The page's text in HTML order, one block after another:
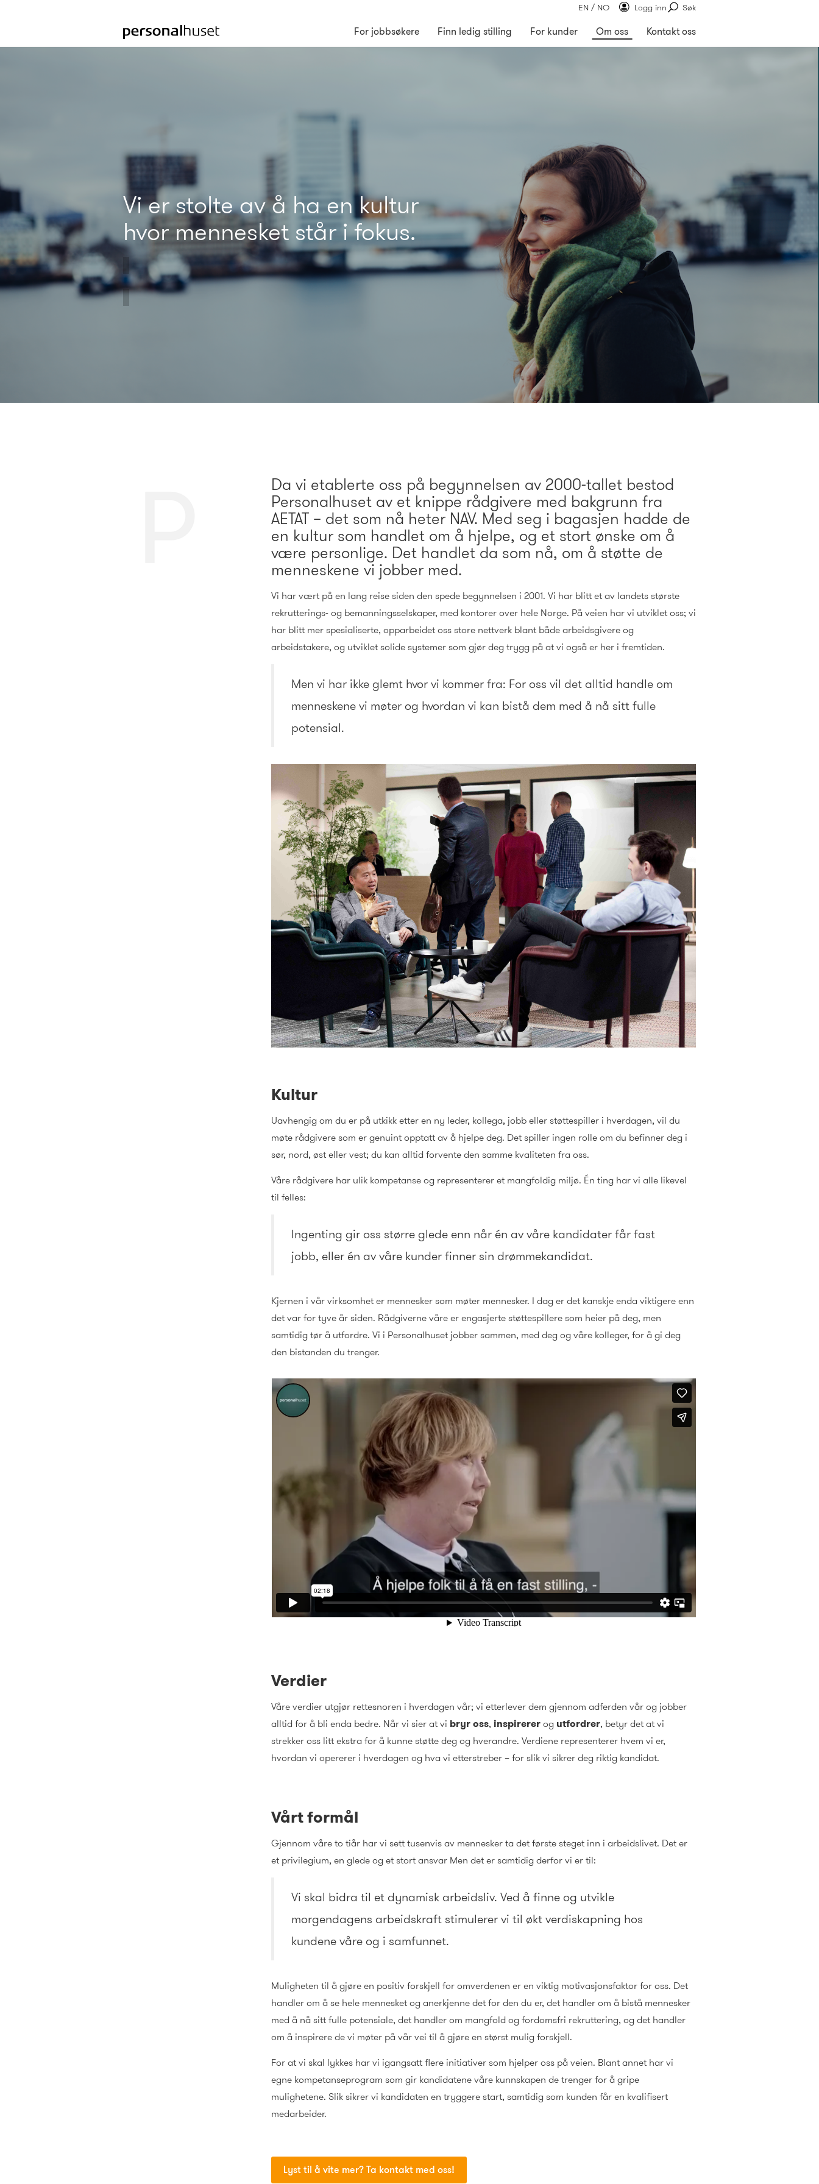
til
Søk
EN / NO Logg inn
For jobbsøkere Finn ledig stilling For kunder Om oss Kontakt oss
Vi er stolte av å ha en kultur
hvor mennesket står i fokus.
Da vi etablerte oss på begynnelsen av 2000-tallet bestod
Personalhuset av et knippe rådgivere med bakgrunn fra
AETAT – det som nå heter NAV. Med seg i bagasjen hadde de
en kultur som handlet om å hjelpe, og et stort ønske om å
være personlige. Det handlet da som nå, om å støtte de
menneskene vi jobber med.
Vi har vært på en lang reise siden den spede begynnelsen i 2001. Vi har blitt et av landets største
rekrutterings- og bemanningsselskaper, med kontorer over hele Norge. På veien har vi utviklet oss; vi
har blitt mer spesialiserte, opparbeidet oss store nettverk blant både arbeidsgivere og
arbeidstakere, og utviklet solide systemer som gjør deg trygg på at vi også er her i fremtiden.
Men vi har ikke glemt hvor vi kommer fra: For oss vil det alltid handle om
menneskene vi møter og hvordan vi kan bistå dem med å nå sitt fulle
potensial.
Kultur
Uavhengig om du er på utkikk etter en ny leder, kollega, jobb eller støttespiller i hverdagen, vil du
møte rådgivere som er genuint opptatt av å hjelpe deg. Det spiller ingen rolle om du befinner deg i
sør, nord, øst eller vest; du kan alltid forvente den samme kvaliteten fra oss.
Våre rådgivere har ulik kompetanse og representerer et mangfoldig miljø. Én ting har vi alle likevel
til felles:
Ingenting gir oss større glede enn når én av våre kandidater får fast
jobb, eller én av våre kunder finner sin drømmekandidat.
Kjernen i vår virksomhet er mennesker som møter mennesker. I dag er det kanskje enda viktigere enn
det var for tyve år siden. Rådgiverne våre er engasjerte støttespillere som heier på deg, men
samtidig tør å utfordre. Vi i Personalhuset jobber sammen, med deg og våre kolleger, for å gi deg
den bistanden du trenger.
Verdier
Våre verdier utgjør rettesnoren i hverdagen vår; vi etterlever dem gjennom adferden vår og jobber
alltid for å bli enda bedre. Når vi sier at vi bryr oss, inspirererog utfordrer, betyr det at vi
strekker oss litt ekstra for å kunne støtte deg og hverandre. Verdiene representerer hvem vi er,
hvordan vi opererer i hverdagen og hva vi etterstreber – for slik vi sikrer deg riktig kandidat.
Vårt formål
Gjennom våre to tiår har vi sett tusenvis av mennesker ta det første steget inn i arbeidslivet. Det er
et privilegium, en glede og et stort ansvar Men det er samtidig derfor vi er til:
Vi skal bidra til et dynamisk arbeidsliv. Ved å finne og utvikle
morgendagens arbeidskraft stimulerer vi til økt verdiskapning hos
kundene våre og i samfunnet.
Muligheten til å gjøre en positiv forskjell for omverdenen er en viktig motivasjonsfaktor for oss. Det
handler om å se hele mennesket og anerkjenne det for den du er, det handler om å bistå mennesker
med å nå sitt fulle potensiale, det handler om mangfold og fordomsfri rekruttering, og det handler
om å inspirere de vi møter på vår vei til å gjøre en størst mulig forskjell.
For at vi skal lykkes har vi igangsatt flere initiativer som hjelper oss på veien. Blant annet har vi
egne kompetanseprogram som gir kandidatene våre kunnskapen de trenger for å gripe
mulighetene. Slik sikrer vi kandidaten en tryggere start, samtidig som kunden får en kvalifisert
medarbeider.
Lyst til å vite mer? Ta kontakt med oss!